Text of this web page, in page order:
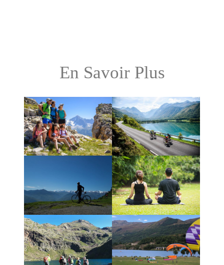
En Savoir Plus